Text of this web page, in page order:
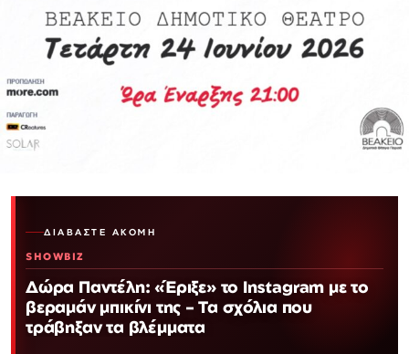
ΔΙΑΒΆΣΤΕ ΑΚΌΜΗ
SHOWBIZ
Δώρα Παντέλη: «Έριξε» το Instagram με το
βεραμάν μπικίνι της – Τα σχόλια που
τράβηξαν τα βλέμματα